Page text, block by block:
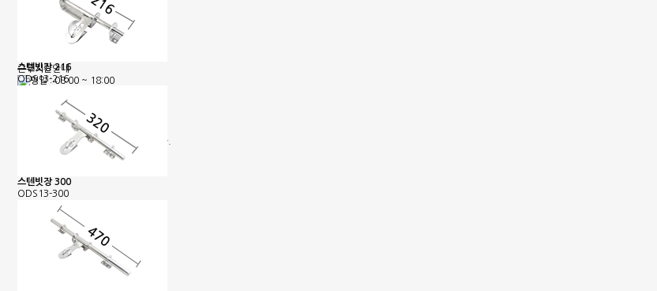
국민 : 473601-04-101267
근무시간안내
평일 : 08:00 ~ 18:00
[대한통운] 평일 : 09:00 ~ 16:00
4시이전 당일 출고됩니다.
당일출고 안될 경우 연락 후 출고됩니다.
배송기간은 결제완료 후 2~7일
스텐빗장 216
ODS13-216
스텐빗장 300
ODS13-300